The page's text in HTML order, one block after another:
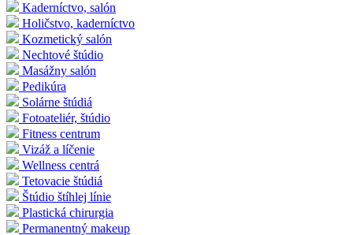
Kaderníctvo, salón
Holičstvo, kaderníctvo
Kozmetický salón
Nechtové štúdio
Masážny salón
Pedikúra
Solárne štúdiá
Fotoateliér, štúdio
Fitness centrum
Vizáž a líčenie
Wellness centrá
Tetovacie štúdiá
Štúdio štíhlej línie
Plastická chirurgia
Permanentný makeup